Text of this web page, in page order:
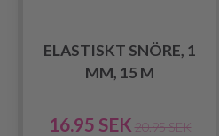
ELASTISKT SNÖRE, 1
MM, 15 M
16.95 SEK 20.95 SEK